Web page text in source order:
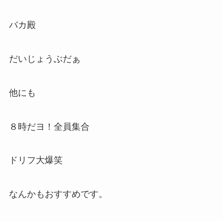
バカ殿
だいじょうぶだぁ
他にも
８時だヨ！全員集合
ドリフ大爆笑
なんかもおすすめです。